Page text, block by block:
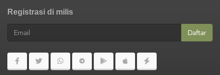
Registrasi di milis
Daftar